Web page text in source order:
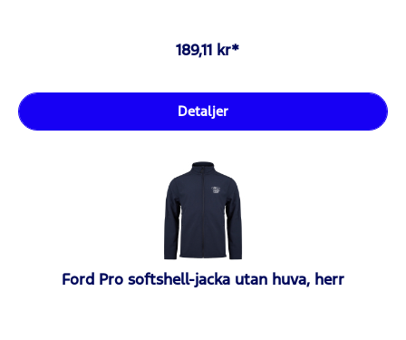
189,11 kr*
Detaljer
Ford Pro softshell-jacka utan huva, herr